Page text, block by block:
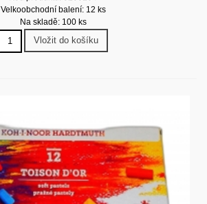
Velkoobchodní balení: 12 ks
Na skladě: 100 ks
Vložit do košíku